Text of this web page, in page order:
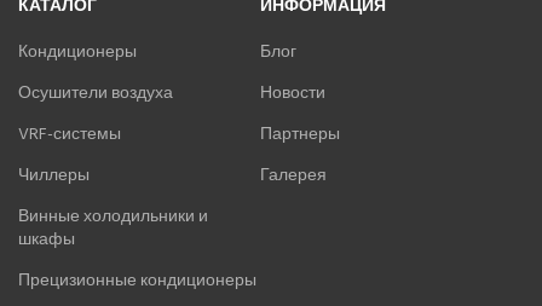
Кондиционеры
Осушители воздуха
VRF-системы
Чиллеры
Винные холодильники и
шкафы
Прецизионные кондиционеры
Блог
Новости
Партнеры
Галерея